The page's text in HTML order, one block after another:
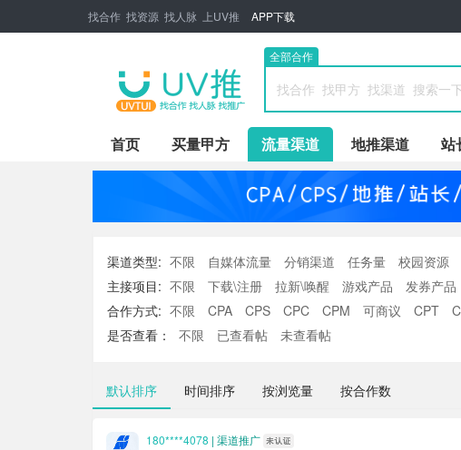
找合作 找资源 找人脉 上UV推 APP下载
全部合作
首页 买量甲方 流量渠道 地推渠道 站
渠道类型: 不限 自媒体流量 分销渠道 任务量 校园资源
主接项目: 不限 下载\注册 拉新\唤醒 游戏产品 发券产品
手机卡项目
其他项目
合作方式: 不限 CPA CPS CPC CPM 可商议 CPT
是否查看：
不限 已查看帖 未查看帖
默认排序 时间排序 按浏览量 按合作数
180****4078 | 渠道推广